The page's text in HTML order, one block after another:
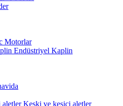
Motorlar
Endüstriyel Kaplin
Keski ve kesici aletler